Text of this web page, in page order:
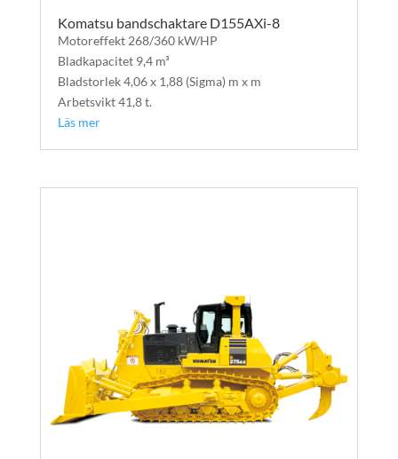
Komatsu bandschaktare D155AXi-8
Motoreffekt 268/360 kW/HP
Bladkapacitet 9,4 m³
Bladstorlek 4,06 x 1,88 (Sigma) m x m
Arbetsvikt 41,8 t.
Läs mer